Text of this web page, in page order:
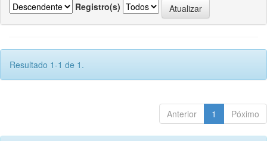
Registro(s)
Resultado 1-1 de 1.
Anterior 1 Póximo